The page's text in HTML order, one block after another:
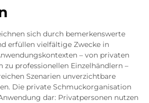
sich durch bemerkenswerte
erfüllen vielfältige Zwecke in
– von privaten
zu professionellen Einzelhändlern –
Szenarien unverzichtbare
Die private Schmuckorganisation
dar: Privatpersonen nutzen